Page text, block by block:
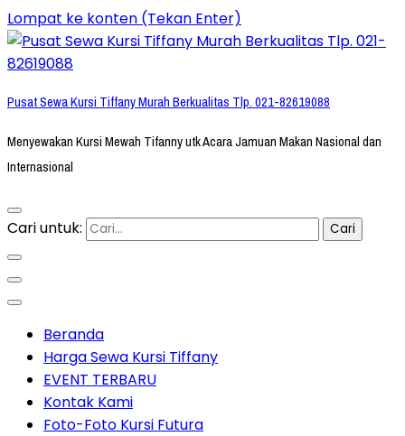
Lompat ke konten (Tekan Enter)
Pusat Sewa Kursi Tiffany Murah Berkualitas Tlp. 021-82619088
Menyewakan Kursi Mewah Tifanny utk Acara Jamuan Makan Nasional dan
Internasional
Cari untuk:
Beranda
Harga Sewa Kursi Tiffany
EVENT TERBARU
Kontak Kami
Foto-Foto Kursi Futura